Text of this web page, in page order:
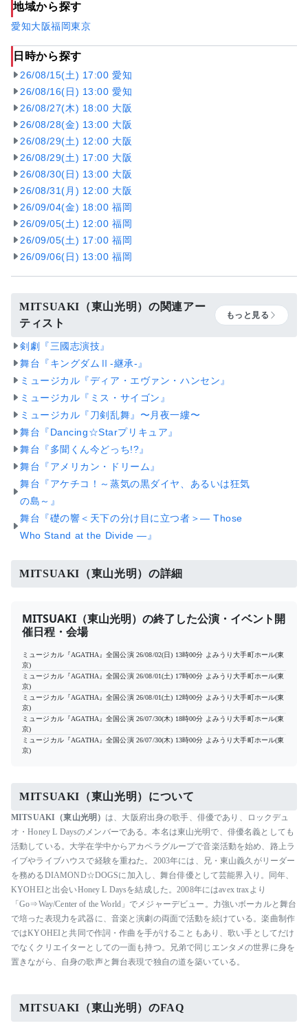
地域から探す
愛知大阪福岡東京
日時から探す
26/08/15(土) 17:00 愛知
26/08/16(日) 13:00 愛知
26/08/27(木) 18:00 大阪
26/08/28(金) 13:00 大阪
26/08/29(土) 12:00 大阪
26/08/29(土) 17:00 大阪
26/08/30(日) 13:00 大阪
26/08/31(月) 12:00 大阪
26/09/04(金) 18:00 福岡
26/09/05(土) 12:00 福岡
26/09/05(土) 17:00 福岡
26/09/06(日) 13:00 福岡
MITSUAKI（東山光明）の関連アー
ティスト
もっと見る
剣劇『三國志演技』
舞台『キングダムⅡ-継承-』
ミュージカル『ディア・エヴァン・ハンセン』
ミュージカル『ミス・サイゴン』
ミュージカル『刀剣乱舞』〜月夜一縷〜
舞台『Dancing☆Starプリキュア』
舞台『多聞くん今どっち!?』
舞台『アメリカン・ドリーム』
舞台『アケチコ！～蒸気の黒ダイヤ、あるいは狂気
の島～』
舞台『礎の響＜天下の分け目に立つ者＞― Those
Who Stand at the Divide ―』
MITSUAKI（東山光明）の詳細
MITSUAKI（東山光明）の終了した公演・イベント開
催日程・会場
ミュージカル『AGATHA』全国公演 26/08/02(日) 13時00分 よみうり大手町ホール(東
京)
ミュージカル『AGATHA』全国公演 26/08/01(土) 17時00分 よみうり大手町ホール(東
京)
ミュージカル『AGATHA』全国公演 26/08/01(土) 12時00分 よみうり大手町ホール(東
京)
ミュージカル『AGATHA』全国公演 26/07/30(木) 18時00分 よみうり大手町ホール(東
京)
ミュージカル『AGATHA』全国公演 26/07/30(木) 13時00分 よみうり大手町ホール(東
京)
MITSUAKI（東山光明）について
MITSUAKI（東山光明） は、大阪府出身の歌手、俳優であり、ロックデュ
オ・Honey L Daysのメンバーである。本名は東山光明で、俳優名義としても
活動している。大学在学中からアカペラグループで音楽活動を始め、路上ラ
イブやライブハウスで経験を重ねた。2003年には、兄・東山義久がリーダー
を務めるDIAMOND☆DOGSに加入し、舞台俳優として芸能界入り。同年、
KYOHEIと出会いHoney L Daysを結成した。2008年にはavex traxより
「Go⇒Way/Center of the World」でメジャーデビュー。力強いボーカルと舞台
で培った表現力を武器に、音楽と演劇の両面で活動を続けている。楽曲制作
ではKYOHEIと共同で作詞・作曲を手がけることもあり、歌い手としてだけ
でなくクリエイターとしての一面も持つ。兄弟で同じエンタメの世界に身を
置きながら、自身の歌声と舞台表現で独自の道を築いている。
MITSUAKI（東山光明）のFAQ